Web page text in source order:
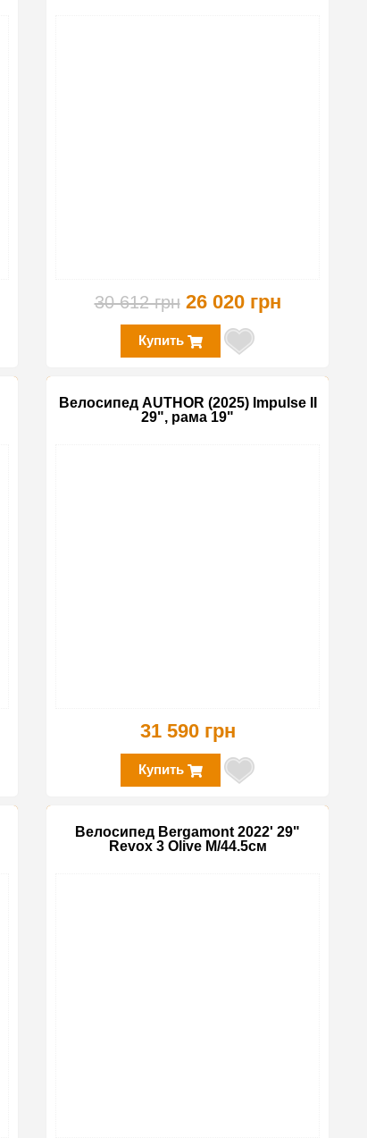
30 612 грн 26 020 грн
Купить
Велосипед AUTHOR (2025) Impulse II
29", рама 19"
31 590 грн
Купить
Велосипед Bergamont 2022' 29"
Revox 3 Olive M/44.5см